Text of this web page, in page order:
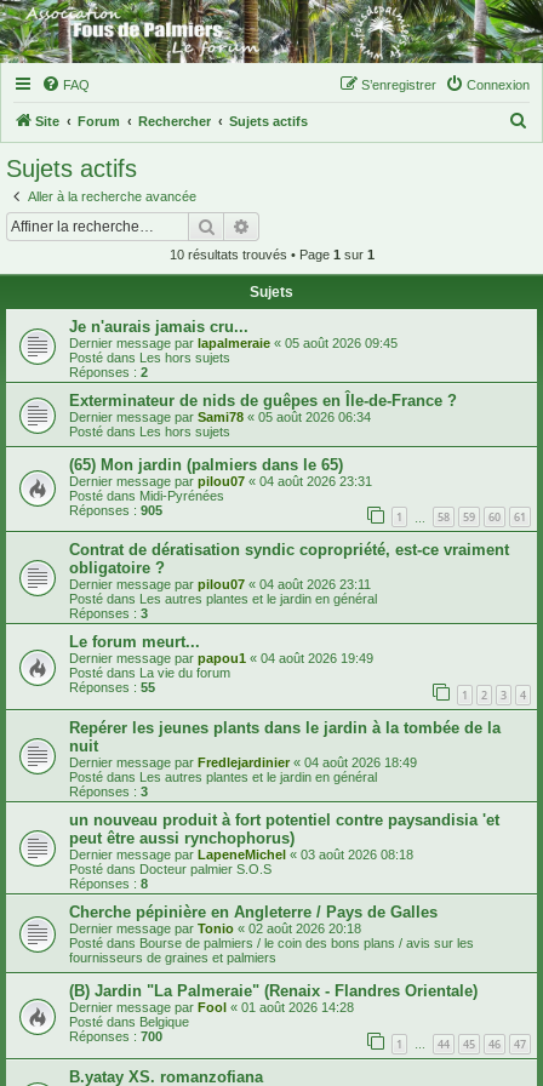
FAQ Connexion
S’enregistrer
Site Forum Rechercher Sujets actifs
r
Sujets actifs
Aller à la recherche avancée
Rechercher
10 résultats trouvés • Page 1 sur 1
Sujets
Je n'aurais jamais cru...
Dernier message par lapalmeraie « 05 août 2026 09:45
Posté dans Les hors sujets
Réponses : 2
Exterminateur de nids de guêpes en Île-de-France ?
Dernier message par Sami78 « 05 août 2026 06:34
Posté dans Les hors sujets
(65) Mon jardin (palmiers dans le 65)
Dernier message par pilou07 « 04 août 2026 23:31
Posté dans Midi-Pyrénées
Réponses : 905 1 58 59 60 61
Contrat de dératisation syndic copropriété, est-ce vraiment
obligatoire ?
Dernier message par pilou07 « 04 août 2026 23:11
Posté dans
Les autres plantes et le jardin en général
Réponses : 3
Le forum meurt...
Dernier message par papou1 « 04 août 2026 19:49
Posté dans
La vie du forum
Réponses : 55 1 2 3 4
Repérer les jeunes plants dans le jardin à la tombée de la
nuit
Dernier message par Fredlejardinier « 04 août 2026 18:49
Posté dans Les autres plantes et le jardin en général
Réponses : 3
un nouveau produit à fort potentiel contre paysandisia 'et
peut être aussi rynchophorus)
Dernier message par LapeneMichel « 03 août 2026 08:18
Posté dans Docteur palmier S.O.S
Réponses : 8
Cherche pépinière en Angleterre / Pays de Galles
Dernier message par Tonio « 02 août 2026 20:18
Posté dans Bourse de palmiers / le coin des bons plans / avis sur les
fournisseurs de graines et palmiers
(B) Jardin "La Palmeraie" (Renaix - Flandres Orientale)
Dernier message par Fool « 01 août 2026 14:28
Posté dans Belgique
Réponses : 700 1 44 45 46 47
B.yatay XS. romanzofiana